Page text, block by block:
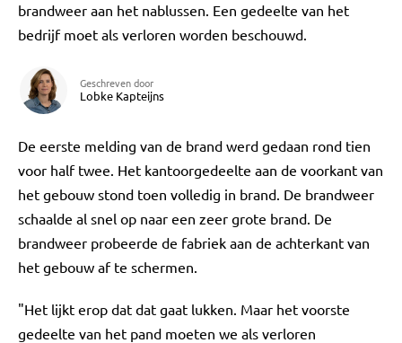
brandweer aan het nablussen. Een gedeelte van het
bedrijf moet als verloren worden beschouwd.
Geschreven door
Lobke Kapteijns
De eerste melding van de brand werd gedaan rond tien
voor half twee. Het kantoorgedeelte aan de voorkant van
het gebouw stond toen volledig in brand. De brandweer
schaalde al snel op naar een zeer grote brand. De
brandweer probeerde de fabriek aan de achterkant van
het gebouw af te schermen.
"Het lijkt erop dat dat gaat lukken. Maar het voorste
gedeelte van het pand moeten we als verloren